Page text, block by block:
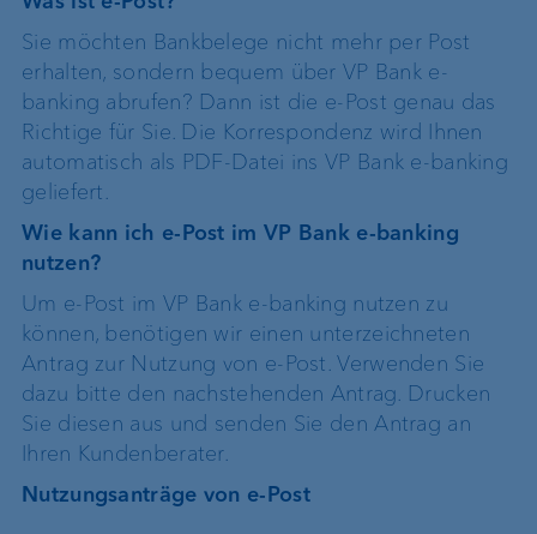
Sie möchten Bankbelege nicht mehr per Post
erhalten, sondern bequem über VP Bank e-
banking abrufen? Dann ist die e-Post genau das
Richtige für Sie. Die Korrespondenz wird Ihnen
automatisch als PDF-Datei ins VP Bank e-banking
geliefert.
Wie kann ich e-Post im VP Bank e-banking
nutzen?
Um e-Post im VP Bank e-banking nutzen zu
können, benötigen wir einen unterzeichneten
Antrag zur Nutzung von e-Post. Verwenden Sie
dazu bitte den nachstehenden Antrag. Drucken
Sie diesen aus und senden Sie den Antrag an
Ihren Kundenberater.
Nutzungsanträge von e-Post